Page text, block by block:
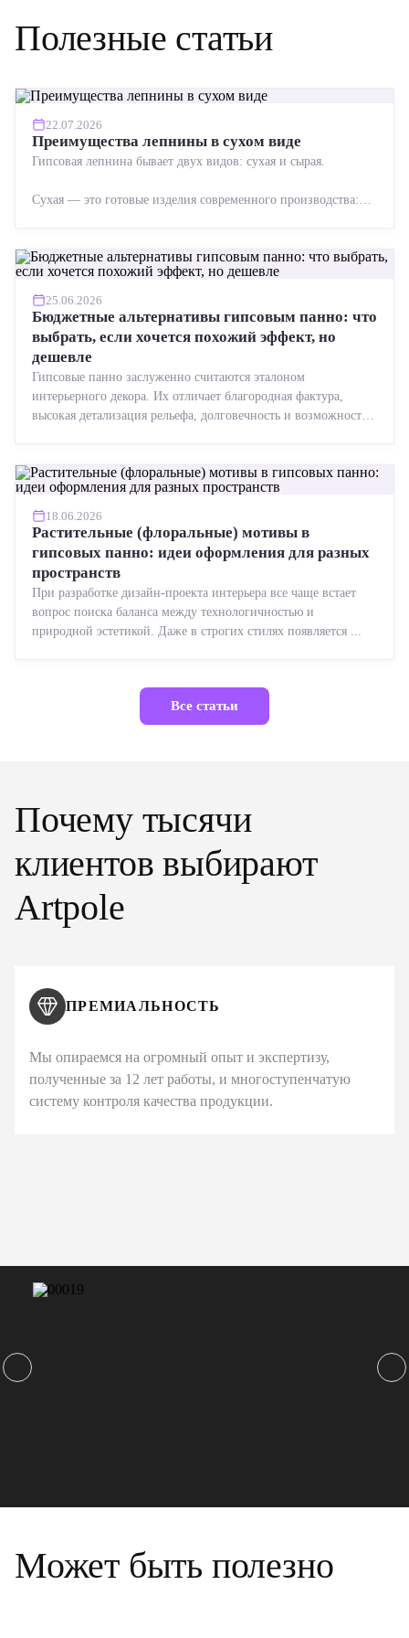
Полезные статьи
22.07.2026
Преимущества лепнины в сухом виде
Гипсовая лепнина бывает двух видов: сухая и сырая.
Сухая — это готовые изделия современного производства:
25.06.2026
Бюджетные альтернативы гипсовым панно: что
выбрать, если хочется похожий эффект, но
дешевле
Гипсовые панно заслуженно считаются эталоном
интерьерного декора. Их отличает благородная фактура,
высокая детализация рельефа, долговечность и возможность
18.06.2026
Растительные (флоральные) мотивы в
гипсовых панно: идеи оформления для разных
пространств
При разработке дизайн-проекта интерьера все чаще встает
вопрос поиска баланса между технологичностью и
природной эстетикой. Даже в строгих стилях появляется ...
Все статьи
Почему тысячи
клиентов выбирают
Artpole
ПРЕМИАЛЬНОСТЬ
Мы опираемся на огромный опыт и экспертизу,
полученные за 12 лет работы, и многоступенчатую
систему контроля качества продукции.
Может быть полезно